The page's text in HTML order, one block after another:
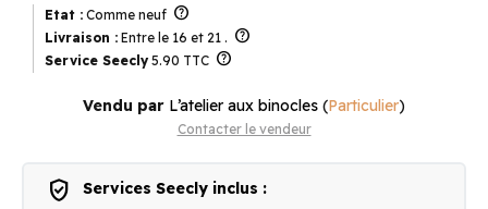
Etat : Comme neuf help
Livraison : Entre le 16 et 21 . help
Service Seecly 5.90 TTC help
Vendu par L’atelier aux binocles (Particulier)
Contacter le vendeur
verified_user Services Seecly inclus :